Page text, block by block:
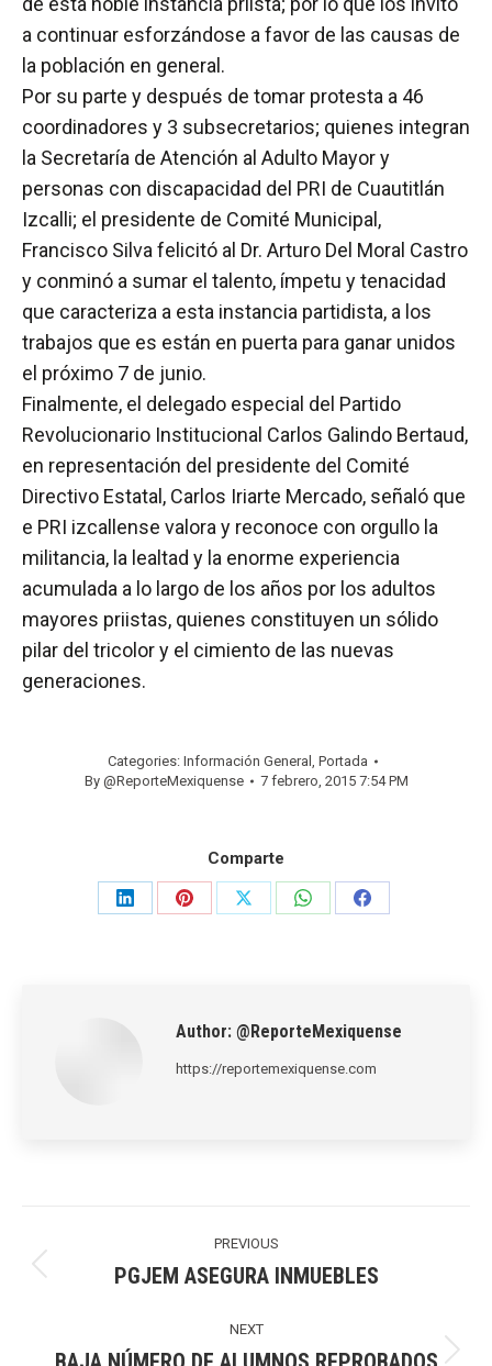
a continuar esforzándose a favor de las causas de
la población en general.
Por su parte y después de tomar protesta a 46
coordinadores y 3 subsecretarios; quienes integran
la Secretaría de Atención al Adulto Mayor y
personas con discapacidad del PRI de Cuautitlán
Izcalli; el presidente de Comité Municipal,
Francisco Silva felicitó al Dr. Arturo Del Moral Castro
y conminó a sumar el talento, ímpetu y tenacidad
que caracteriza a esta instancia partidista, a los
trabajos que es están en puerta para ganar unidos
el próximo 7 de junio.
Finalmente, el delegado especial del Partido
Revolucionario Institucional Carlos Galindo Bertaud,
en representación del presidente del Comité
Directivo Estatal, Carlos Iriarte Mercado, señaló que
e PRI izcallense valora y reconoce con orgullo la
militancia, la lealtad y la enorme experiencia
acumulada a lo largo de los años por los adultos
mayores priistas, quienes constituyen un sólido
pilar del tricolor y el cimiento de las nuevas
generaciones.
Categories: Información General , Portada
By @ReporteMexiquense 7 febrero, 2015 7:54 PM
Comparte
Share
Share
Share
Share
Share
Author: @ReporteMexiquense
https://reportemexiquense.com
navigation
PREVIOUS
Previous
PGJEM ASEGURA INMUEBLES
NEXT